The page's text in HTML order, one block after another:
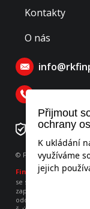
Přijmout
ochrany
K ukládání
využíváme
jejich
Kontakty
O nás
Číslo
© Finpos realitní
Finposrealitní
se sídlem
zapsaná v obchodním
oddíl C, vložka 260736